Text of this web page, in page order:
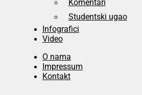
Komentari
Studentski ugao
Infografici
Video
O nama
Impressum
Kontakt